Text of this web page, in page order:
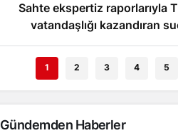
Sistem Modu
Sistem modunu seçin.
Sahte ekspertiz raporlarıyla
vatandaşlığı kazandıran
örgütüne operasyon: 32
1 2 3 4 5
Gündemden Haberler